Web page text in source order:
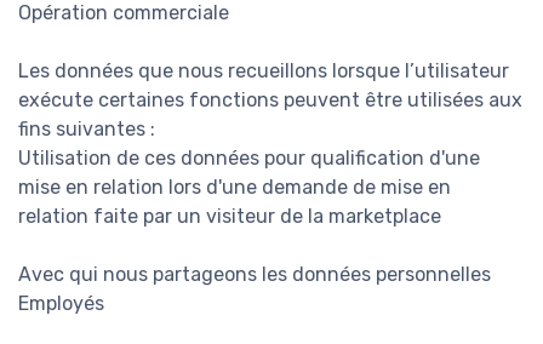
Opération commerciale
Les données que nous recueillons lorsque l’utilisateur
exécute certaines fonctions peuvent être utilisées aux
fins suivantes :
Utilisation de ces données pour qualification d'une
mise en relation lors d'une demande de mise en
relation faite par un visiteur de la marketplace
Avec qui nous partageons les données personnelles
Employés